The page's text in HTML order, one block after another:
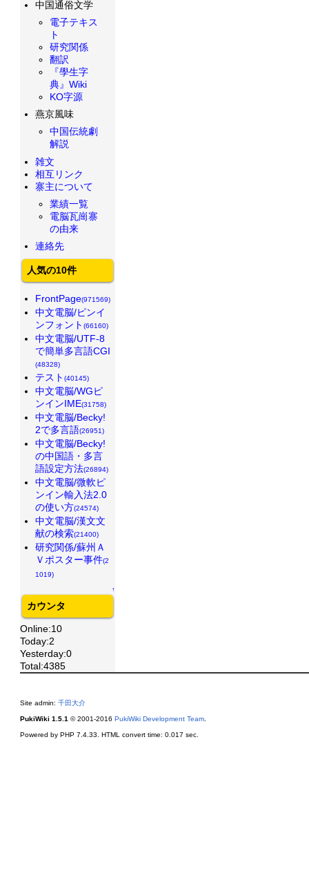
中国通俗文学
電子テキス
ト
研究関係
翻訳
『學生字
典』Wiki
KO字源
燕京風味
中国伝統劇
解説
雑文
相互リンク
寨主について
業績一覧
電脳瓦崗寨
の由来
連絡先
人気の10件
FrontPage(971569)
中文電脳/ピンイ
ンフォント (66160)
中文電脳/UTF-8
で簡単多言語CGI
(48328)
テスト (40145)
中文電脳/WGピ
ンインIME(31758)
中文電脳/Becky!
2で多言語(26951)
中文電脳/Becky!
の中国語・多言
語設定方法(26894)
中文電脳/微軟ピ
ンイン輸入法2.0
の使い方(24574)
中文電脳/漢文文
献の検索(21400)
研究関係/蘇州Ａ
Ｖポスター事件(2
1019)
↑
カウンタ
Online:10
Today:2
Yesterday:0
Total:4385
Site admin: 千田大介
PukiWiki 1.5.1 © 2001-2016 PukiWiki Development Team
Powered by PHP 7.4.33. HTML convert time: 0.017 sec.